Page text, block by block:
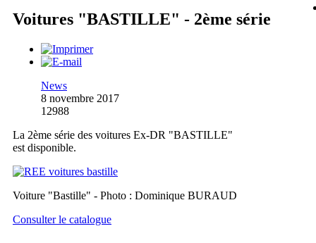
Voitures "BASTILLE" - 2ème série
News
8 novembre 2017
12988
La 2ème série des voitures Ex-DR "BASTILLE"
est disponible.
Voiture "Bastille" - Photo : Dominique BURAUD
Consulter le catalogue